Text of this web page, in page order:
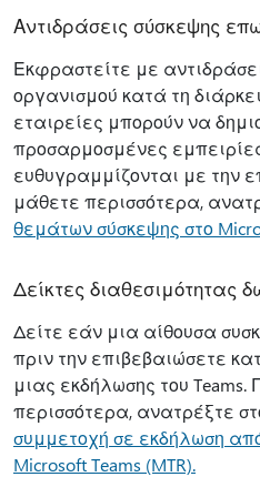
Αντιδράσεις σύσκεψης
Εκφραστείτε με
οργανισμού κατά τη
εταιρείες μπορούν να
προσαρμοσμένες
ευθυγραμμίζονται με την
μάθετε περισσότερα,
θεμάτων σύσκεψης στο
Δείκτες διαθεσιμότητας
Δείτε εάν μια αίθουσα
πριν την επιβεβαιώσετε
μιας εκδήλωσης του
περισσότερα, ανατρέξτε
συμμετοχή σε εκδήλωση
Microsoft Teams (MTR).